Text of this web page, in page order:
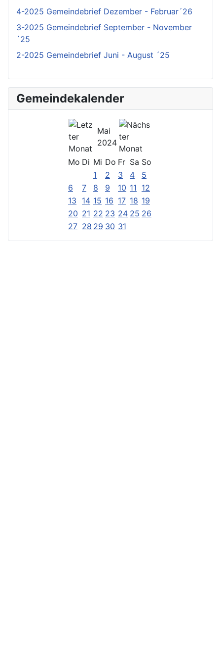
4-2025 Gemeindebrief Dezember - Februar´26
3-2025 Gemeindebrief September - November
´25
2-2025 Gemeindebrief Juni - August ´25
Gemeindekalender
Mai
2024
Mo Di Mi Do Fr Sa So
1
2 3 4
5
6
7 8 9 10 11 12
13
14 15 16 17 18 19
20 21 22 23 24 25 26
27 28 29 30 31